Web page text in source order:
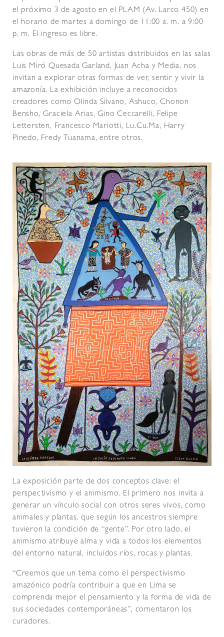
el próximo 3 de agosto en el PLAM (Av. Larco 450) en
el horario de martes a domingo de 11:00 a. m. a 9:00
p. m. El ingreso es libre.
Las obras de más de 50 artistas distribuidos en las salas
Luis Miró Quesada Garland, Juan Acha y Media, nos
invitan a explorar otras formas de ver, sentir y vivir la
amazonía. La exhibición incluye a reconocidos
creadores como Olinda Silvano, Ashuco, Chonon
Bensho, Graciela Arias, Gino Ceccarelli, Felipe
Lettersten, Francesco Mariotti, Lu.Cu.Ma, Harry
Pinedo, Fredy Tuanama, entre otros.
La exposición parte de dos conceptos clave: el
perspectivismo y el animismo. El primero nos invita a
generar un vínculo social con otros seres vivos, como
animales y plantas, que según los ancestros siempre
tuvieron la condición de “gente”. Por otro lado, el
animismo atribuye alma y vida a todos los elementos
del entorno natural, incluidos ríos, rocas y plantas.
“Creemos que un tema como el perspectivismo
amazónico podría contribuir a que en Lima se
comprenda mejor el pensamiento y la forma de vida de
sus sociedades contemporáneas”, comentaron los
curadores.